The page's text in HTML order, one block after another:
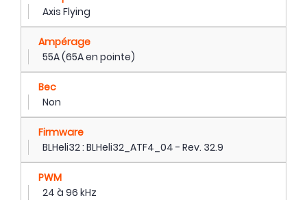
Axis Flying
Ampérage
55A (65A en pointe)
Bec
Non
Firmware
BLHeli32 : BLHeli32_ATF4_04 - Rev. 32.9
PWM
24 à 96 kHz